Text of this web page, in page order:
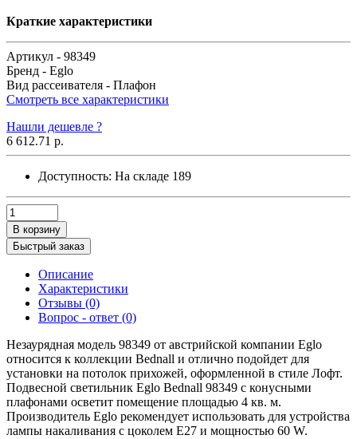
Краткие характеристики
Артикул - 98349
Бренд - Eglo
Вид рассеивателя - Плафон
Смотреть все характеристики
Нашли дешевле ?
6 612.71 р.
Доступность: На складе 189
В корзину
Быстрый заказ
Описание
Характеристики
Отзывы (0)
Вопрос - ответ (0)
Незаурядная модель 98349 от австрийской компании Eglo
относится к коллекции Bednall и отлично подойдет для
установки на потолок прихожей, оформленной в стиле Лофт.
Подвесной светильник Eglo Bednall 98349 с конусными
плафонами осветит помещение площадью 4 кв. м.
Производитель Eglo рекомендует использовать для устройства
лампы накаливания с цоколем E27 и мощностью 60 W.